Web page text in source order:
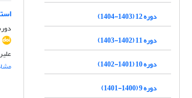
دوره 4، شماره 3، بهار
دوره 12 (1403-1404)
دوره 11 (1402-1403)
دوره 10 (1401-1402)
دوره 9 (1400-1401)